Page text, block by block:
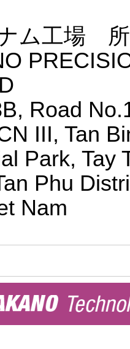
ム工場
Road
III, Tan
Park, Tay
Phu
Nam